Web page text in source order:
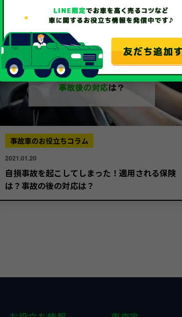
事故車のお役立ちコラム
2021.01.20
自損事故を起こしてしまった！適用される保険
は？事故の後の対応は？